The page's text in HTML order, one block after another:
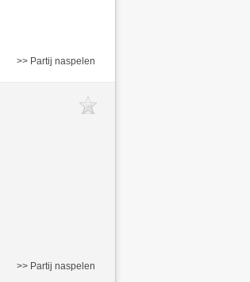
>> Partij naspelen
>> Partij naspelen